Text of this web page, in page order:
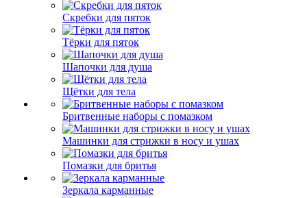
Скребки для пяток
Тёрки для пяток
Шапочки для душа
Щётки для тела
Бритвенные наборы с помазком
Машинки для стрижки в носу и ушах
Помазки для бритья
Зеркала карманные